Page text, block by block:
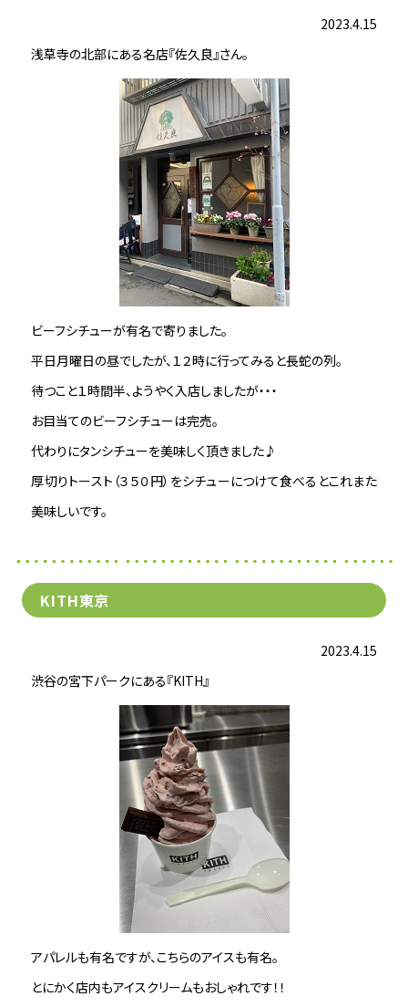
2023.4.15
浅草寺の北部にある名店『佐久良』さん。
ビーフシチューが有名で寄りました。
平日月曜日の昼でしたが、１２時に行ってみると長蛇の列。
待つこと１時間半、ようやく入店しましたが・・・
お目当てのビーフシチューは完売。
代わりにタンシチューを美味しく頂きました♪
厚切りトースト（３５０円）をシチューにつけて食べるとこれまた
美味しいです。
KITH東京
2023.4.15
渋谷の宮下パークにある『KITH』
アパレルも有名ですが、こちらのアイスも有名。
とにかく店内もアイスクリームもおしゃれです！！